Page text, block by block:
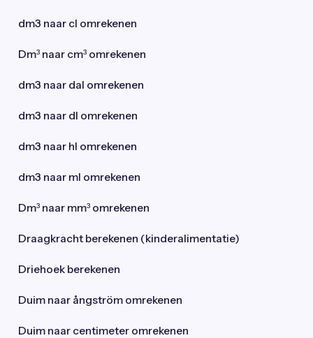
dm3 naar cl omrekenen
Dm³ naar cm³ omrekenen
dm3 naar dal omrekenen
dm3 naar dl omrekenen
dm3 naar hl omrekenen
dm3 naar ml omrekenen
Dm³ naar mm³ omrekenen
Draagkracht berekenen (kinderalimentatie)
Driehoek berekenen
Duim naar ångström omrekenen
Duim naar centimeter omrekenen